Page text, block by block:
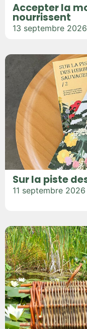
Accepter la
nourrissent
13 septembre 2026
Sur la piste
11 septembre 2026